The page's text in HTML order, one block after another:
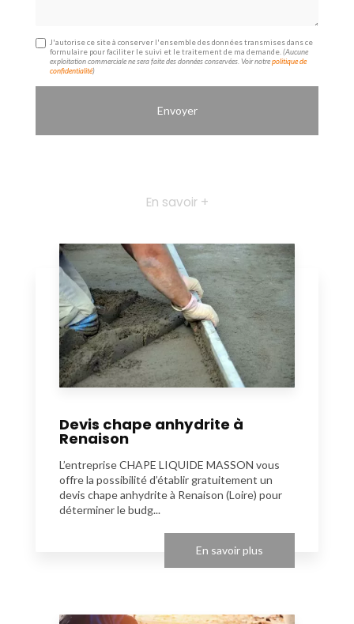
J'autorise ce site à conserver l'ensemble des données transmises dans ce
formulaire pour faciliter le suivi et le traitement de ma demande.(Aucune
exploitation commerciale ne sera faite des données conservées. Voir notrepolitique de
confidentialité)
En savoir +
Devis chape anhydrite à
Renaison
L’entreprise CHAPE LIQUIDE MASSON vous
offre la possibilité d’établir gratuitement un
devis chape anhydrite à Renaison (Loire) pour
déterminer le budg...
En savoir plus